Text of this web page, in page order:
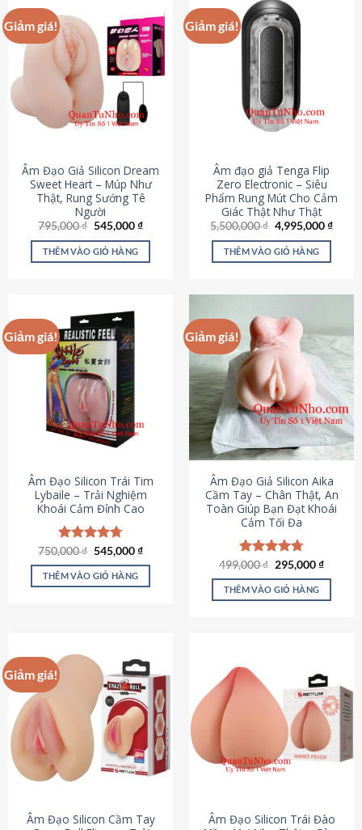
Giảm giá!
Âm Đạo Giả Silicon Dream
Sweet Heart – Múp Như
Thật, Rung Sướng Tê
Người
795,000₫ Giá
là:
795,000 ₫.
545,000₫Giá
tại
545,000 ₫.
THÊM VÀO GIỎ HÀNG
Giảm giá!
Âm đạo giả Tenga Flip
Zero Electronic – Siêu
Phẩm Rung Mút Cho Cảm
Giác Thật Như Thật
5,500,000₫ Giá
gốc
là:
5,500,000 ₫.
4,995,000₫Giá
THÊM VÀO GIỎ HÀNG
Giảm giá!
Âm Đạo Silicon Trái Tim
Lybaile – Trải Nghiệm
Khoái Cảm Đỉnh Cao
Được xếp
hạng4.70
5 sao
750,000₫ Giá
là:
750,000 ₫.
545,000₫Giá
tại
545,000 ₫.
THÊM VÀO GIỎ HÀNG
Giảm giá!
Âm Đạo Giả Silicon Aika
Cầm Tay – Chân Thật, An
Toàn Giúp Bạn Đạt Khoái
Cảm Tối Đa
Được xếp
hạng4.75
5 sao
499,000₫ Giá
là:
499,000 ₫.
295,000₫Giá
tại
THÊM VÀO GIỎ HÀNG
Giảm giá!
Âm Đạo Silicon Cầm Tay
Âm Đạo Silicon Trái Đào